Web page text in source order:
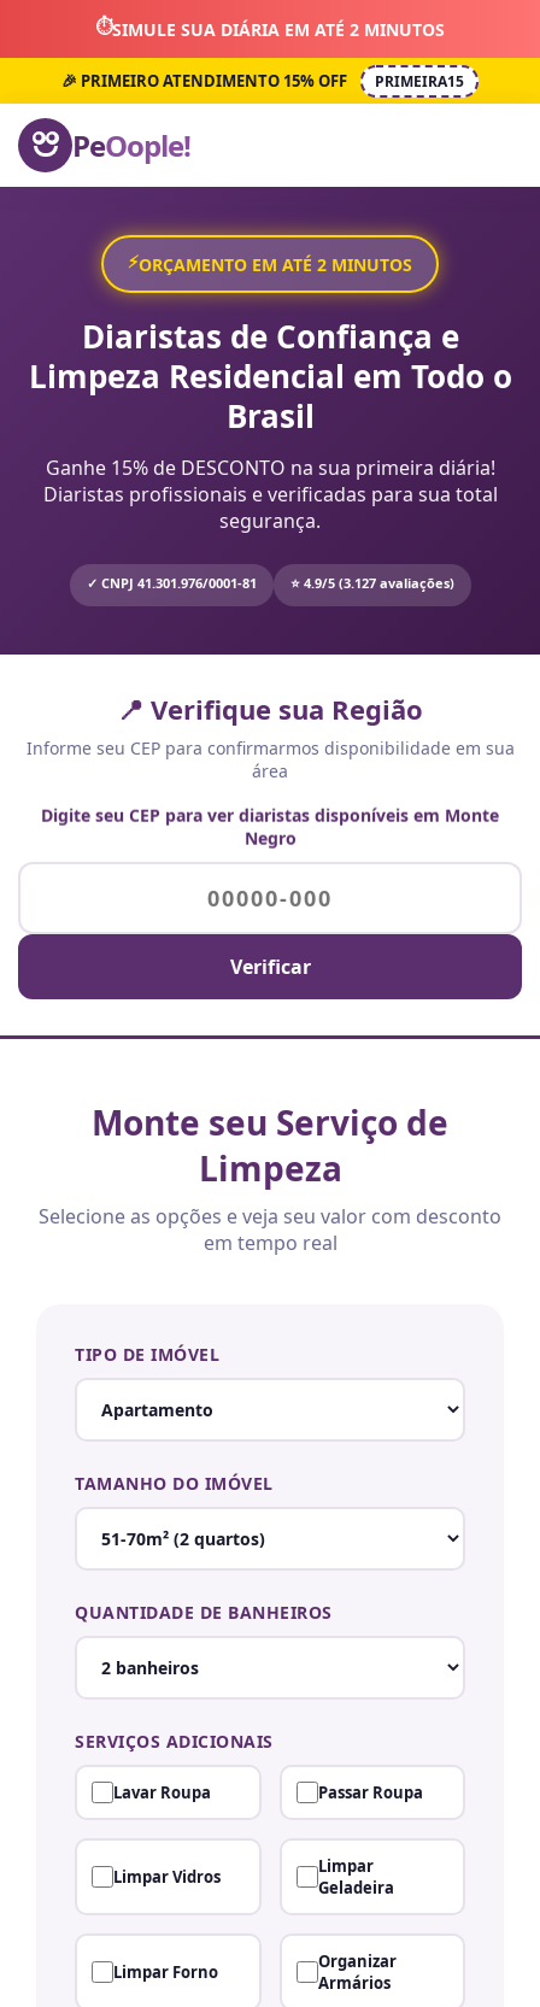
⏱️SIMULE SUA DIÁRIA EM ATÉ 2 MINUTOS
🎉 PRIMEIRO ATENDIMENTO 15% OFF PRIMEIRA15
PeOople!
⚡ORÇAMENTO EM ATÉ 2 MINUTOS
Diaristas de Confiança e
Limpeza Residencial em Todo o
Brasil
Ganhe 15% de DESCONTO na sua primeira diária!
Diaristas profissionais e verificadas para sua total
segurança.
✓ CNPJ 41.301.976/0001-81 ⭐ 4.9/5 (3.127 avaliações)
📍 Verifique sua Região
Informe seu CEP para confirmarmos disponibilidade em sua
área
Digite seu CEP para ver diaristas disponíveis em Monte
Negro
Verificar
Monte seu Serviço de
Limpeza
Selecione as opções e veja seu valor com desconto
em tempo real
TIPO DE IMÓVEL
TAMANHO DO IMÓVEL
QUANTIDADE DE BANHEIROS
SERVIÇOS ADICIONAIS
Lavar Roupa Passar Roupa
Limpar Vidros
Limpar
Geladeira
Limpar Forno
Organizar
Armários